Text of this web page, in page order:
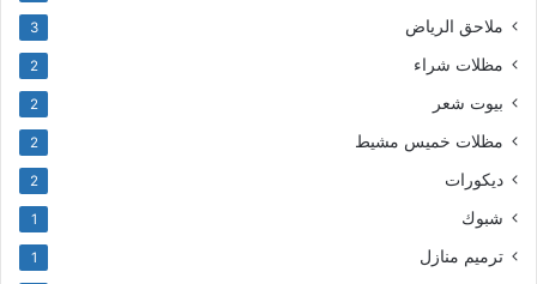
ملاحق الرياض 3
مظلات شراء 2
بيوت شعر 2
مظلات خميس مشيط 2
ديكورات 2
شبوك 1
ترميم منازل 1